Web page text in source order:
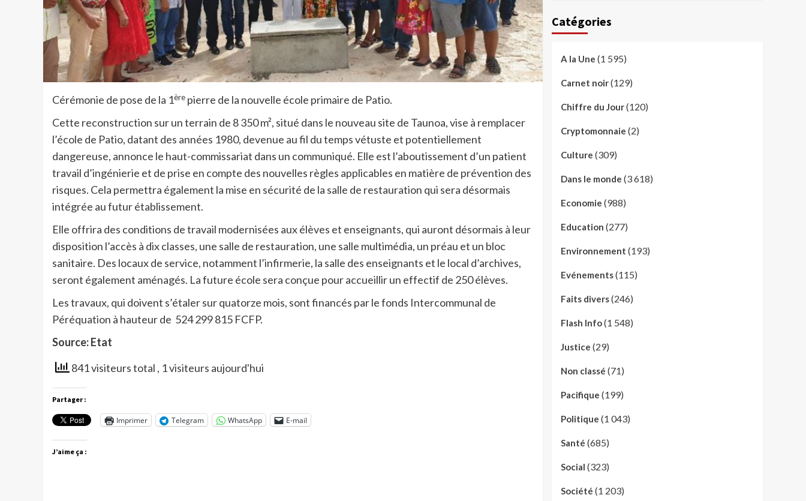
Cérémonie de pose de la 1ère pierre de la nouvelle école primaire de Patio.
Cette reconstruction sur un terrain de 8 350 m², situé dans le nouveau site de Taunoa, vise à remplacer
l’école de Patio, datant des années 1980, devenue au fil du temps vétuste et potentiellement
dangereuse, annonce le haut-commissariat dans un communiqué. Elle est l’aboutissement d’un patient
travail d’ingénierie et de prise en compte des nouvelles règles applicables en matière de prévention des
risques. Cela permettra également la mise en sécurité de la salle de restauration qui sera désormais
intégrée au futur établissement.
Elle offrira des conditions de travail modernisées aux élèves et enseignants, qui auront désormais à leur
disposition l’accès à dix classes, une salle de restauration, une salle multimédia, un préau et un bloc
sanitaire. Des locaux de service, notamment l’infirmerie, la salle des enseignants et le local d’archives,
seront également aménagés. La future école sera conçue pour accueillir un effectif de 250 élèves.
Les travaux, qui doivent s’étaler sur quatorze mois, sont financés par le fonds Intercommunal de
Péréquation à hauteur de 524 299 815 FCFP.
Source: Etat
841 visiteurs total , 1 visiteurs aujourd'hui
Partager :
Imprimer Telegram WhatsApp E-mail
J’aime ça :
Catégories
A la Une (1 595)
Carnet noir(129)
Chiffre du Jour(120)
Cryptomonnaie (2)
Culture (309)
Dans le monde (3 618)
Economie (988)
Education (277)
Environnement (193)
Evénements(115)
Faits divers(246)
Flash Info(1 548)
Justice (29)
Non classé (71)
Pacifique (199)
Politique (1 043)
Santé (685)
Social (323)
Société (1 203)